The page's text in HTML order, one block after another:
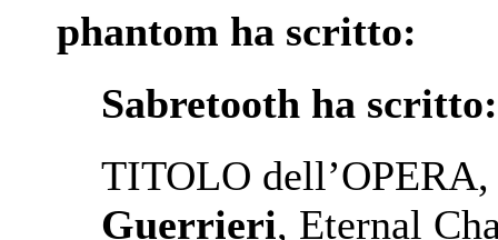
phantom ha scritto:
Sabretooth ha scritto:
TITOLO
Guerrieri, Eternal